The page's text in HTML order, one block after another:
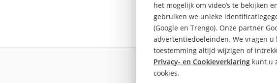
het mogelijk om video’s te bekijken
gebruiken we unieke
(Google en Trengo). Onze partner
advertentiedoeleinden. We vragen
toestemming altijd wijzigen of
Privacy- en Cookieverklaring kunt u
cookies.